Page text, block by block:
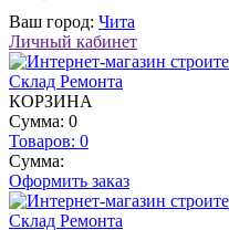
Ваш город: Чита
Личный кабинет
КОРЗИНА
Сумма: 0
Товаров: 0
Сумма:
Оформить заказ